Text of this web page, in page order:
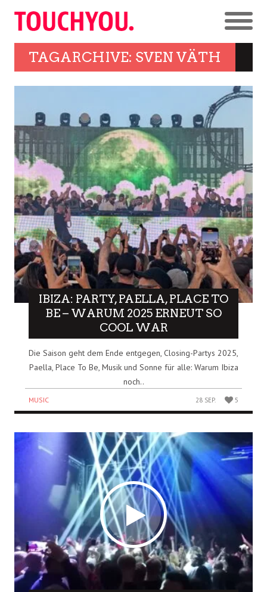
TAGARCHIVE: SVEN VÄTH
IBIZA: PARTY, PAELLA, PLACE TO
BE – WARUM 2025 ERNEUT SO
COOL WAR
Die Saison geht dem Ende entgegen, Closing-Partys 2025,
Paella, Place To Be, Musik und Sonne für alle: Warum Ibiza
noch..
MUSIC 28 SEP. 5